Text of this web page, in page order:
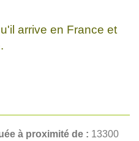
arrive en France et
à proximité de : 13300